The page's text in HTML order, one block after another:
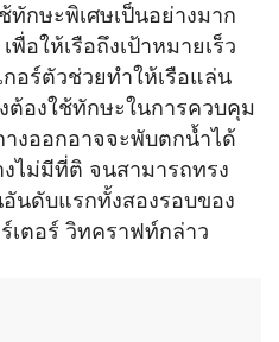
กษะพิเศษเป็นอย่างมาก
อให้เรือถึงเป้าหมายเร็ว
กอร์ตัวช่วยทำให้เรือแล่น
ต้องใช้ทักษะในการควบคุม
างออกอาจจะพับตกน้ำได้
ไม่มีที่ติ จนสามารถทรง
อันดับแรกทั้งสองรอบของ
เตอร์ วิทคราฟท์กล่าว